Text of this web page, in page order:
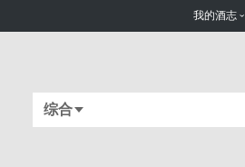
我的酒志
综合